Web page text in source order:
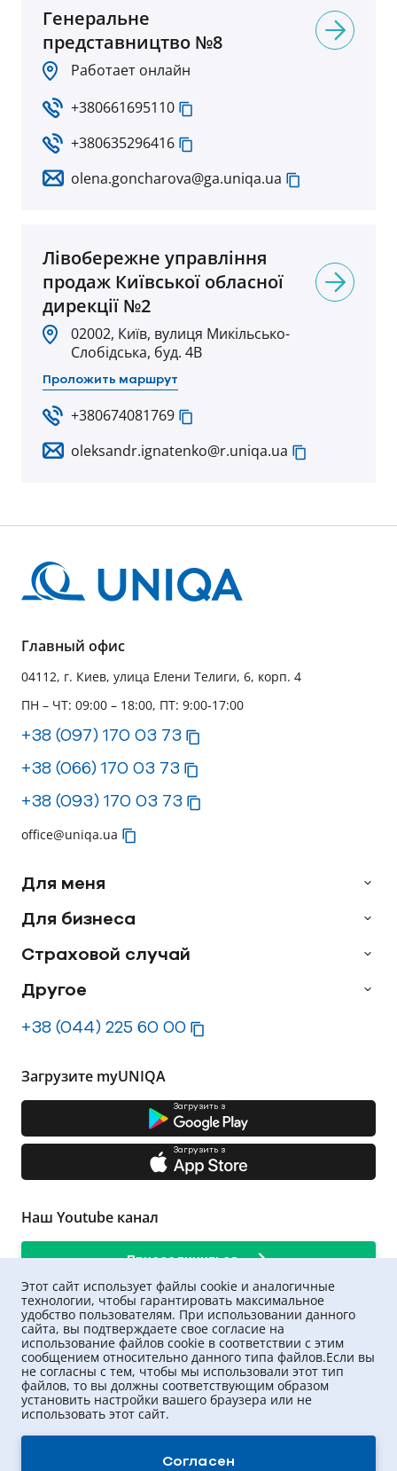
Генеральне
представництво №8
Работает онлайн
+380661695110
+380635296416
olena.goncharova@ga.uniqa.ua
Лівобережне управління
продаж Київської обласної
дирекції №2
02002, Київ, вулиця Микільсько-
Слобідська, буд. 4В
Проложить маршрут
+380674081769
oleksandr.ignatenko@r.uniqa.ua
Главный офис
04112, г. Киев, улица Елени Телиги, 6, корп. 4
ПН – ЧТ: 09:00 – 18:00, ПТ: 9:00-17:00
+38 (097) 170 03 73
+38 (066) 170 03 73
+38 (093) 170 03 73
office@uniqa.ua
Для меня
Для бизнеса
Страховой случай
Другое
+38 (044) 225 60 00
Загрузите myUNIQA
Загрузить з
Загрузить з
Наш Youtube канал
Присоединиться
2026.Все права защищены
Этот сайт использует файлы cookie и аналогичные
технологии, чтобы гарантировать максимальное
удобство пользователям. При использовании данного
сайта, вы подтверждаете свое согласие на
использование файлов cookie в соответствии с этим
сообщением относительно данного типа файлов.Если вы
не согласны с тем, чтобы мы использовали этот тип
файлов, то вы должны соответствующим образом
установить настройки вашего браузера или не
использовать этот сайт.
Согласен